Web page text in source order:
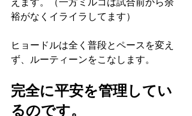
裕がなくイライラしてます）
ヒョードルは全く普段とペースを変え
ず、ルーティーンをこなします。
完全に平安を管理してい
るのです。